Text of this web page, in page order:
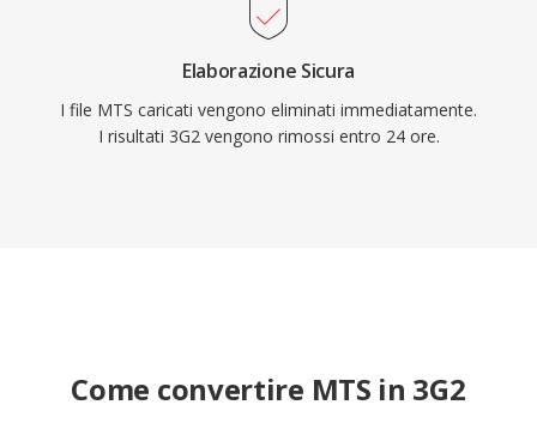
Elaborazione Sicura
I file MTS caricati vengono eliminati immediatamente.
I risultati 3G2 vengono rimossi entro 24 ore.
Come convertire MTS in 3G2